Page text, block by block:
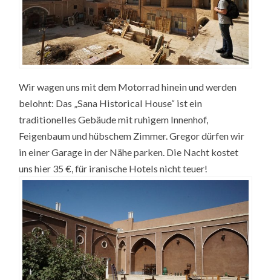
Wir wagen uns mit dem Motorrad hinein und werden
belohnt: Das „Sana Historical House“ ist ein
traditionelles Gebäude mit ruhigem Innenhof,
Feigenbaum und hübschem Zimmer. Gregor dürfen wir
in einer Garage in der Nähe parken. Die Nacht kostet
uns hier 35 €, für iranische Hotels nicht teuer!